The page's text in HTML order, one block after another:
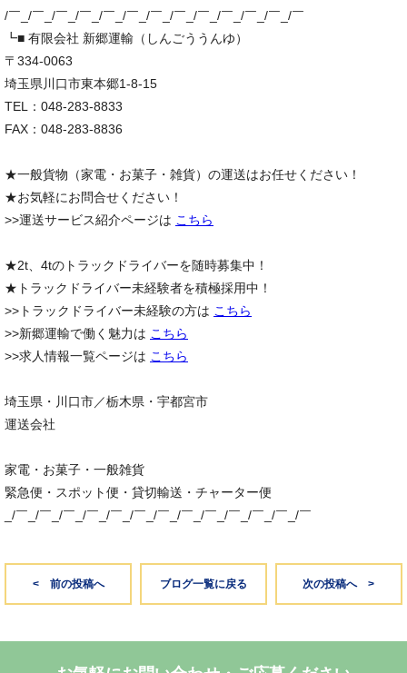
/￣_/￣_/￣_/￣_/￣_/￣_/￣_/￣_/￣_/￣_/￣_/￣_/￣
┗■ 有限会社 新郷運輸（しんごううんゆ）
〒334-0063
埼玉県川口市東本郷1-8-15
TEL：048-283-8833
FAX：048-283-8836
★一般貨物（家電・お菓子・雑貨）の運送はお任せください！
★お気軽にお問合せください！
>>運送サービス紹介ページは こちら
★2t、4tのトラックドライバーを随時募集中！
★トラックドライバー未経験者を積極採用中！
>>トラックドライバー未経験の方は こちら
>>新郷運輸で働く魅力は こちら
>>求人情報一覧ページは こちら
埼玉県・川口市／栃木県・宇都宮市
運送会社
家電・お菓子・一般雑貨
緊急便・スポット便・貸切輸送・チャーター便
_/￣_/￣_/￣_/￣_/￣_/￣_/￣_/￣_/￣_/￣_/￣_/￣_/￣
< 前の投稿へ ブログ一覧に戻る 次の投稿へ >